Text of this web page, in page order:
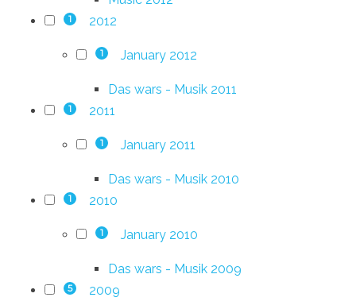
1 2012
1 January 2012
Das wars - Musik 2011
1 2011
1 January 2011
Das wars - Musik 2010
1 2010
1 January 2010
Das wars - Musik 2009
5 2009